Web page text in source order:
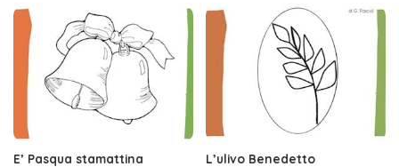
E’ Pasqua stamattina L’ulivo Benedetto